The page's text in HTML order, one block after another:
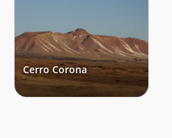
Cerro Corona